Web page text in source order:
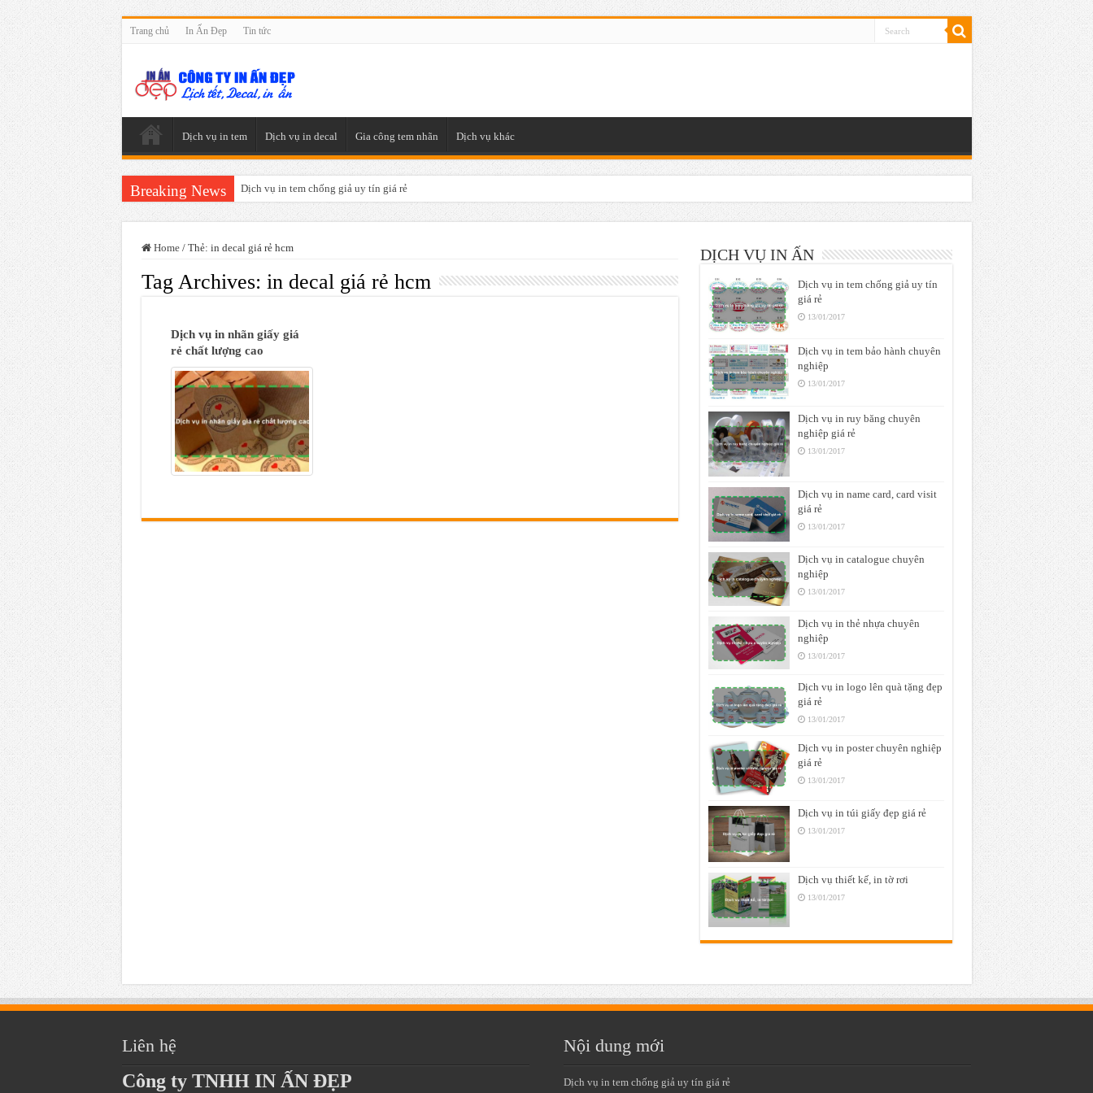
Trang chủ In Ấn Đẹp Tin tức
Dịch vụ in tem Dịch vụ in decal Gia công tem nhãn Dịch vụ khác
Breaking News Dịch vụ in tem chống giả uy tín giá rẻ
Home / Thẻ: in decal giá rẻ hcm
Tag Archives: in decal giá rẻ hcm
Dịch vụ in nhãn giấy giá
rẻ chất lượng cao
DỊCH VỤ IN ẤN
Dịch vụ in tem chống giả uy tín
giá rẻ
13/01/2017
Dịch vụ in tem bảo hành chuyên
nghiệp
13/01/2017
Dịch vụ in ruy băng chuyên
nghiệp giá rẻ
13/01/2017
Dịch vụ in name card, card visit
giá rẻ
13/01/2017
Dịch vụ in catalogue chuyên
nghiệp
13/01/2017
Dịch vụ in thẻ nhựa chuyên
nghiệp
13/01/2017
Dịch vụ in logo lên quà tặng đẹp
giá rẻ
13/01/2017
Dịch vụ in poster chuyên nghiệp
giá rẻ
13/01/2017
Dịch vụ in túi giấy đẹp giá rẻ
13/01/2017
Dịch vụ thiết kế, in tờ rơi
13/01/2017
Liên hệ
Công ty TNHH IN ẤN ĐẸP
Nội dung mới
Dịch vụ in tem chống giả uy tín giá rẻ